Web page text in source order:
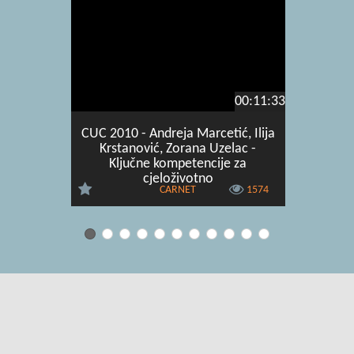
00:11:33
CUC 2010 - Andreja Marcetić, Ilija
Krstanović, Zorana Uzelac -
Ključne kompetencije za
cjeloživotno
CARNET 1574